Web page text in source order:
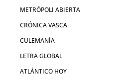
METRÓPOLI ABIERTA
CRÓNICA VASCA
CULEMANÍA
LETRA GLOBAL
ATLÁNTICO HOY